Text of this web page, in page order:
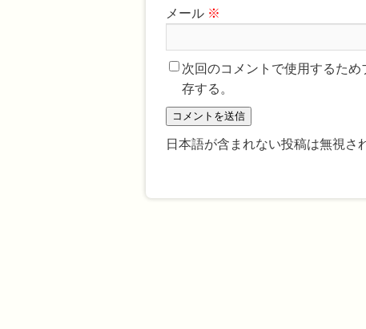
メール ※
次回のコメントで使用するた
存する。
日本語が含まれない投稿は無視さ